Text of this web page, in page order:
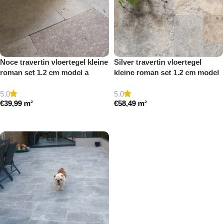
Noce travertin vloertegel kleine
roman set 1.2 cm model a
5.0
€39,99 m²
Silver travertin vloertegel
kleine roman set 1.2 cm model
5.0
€58,49 m²